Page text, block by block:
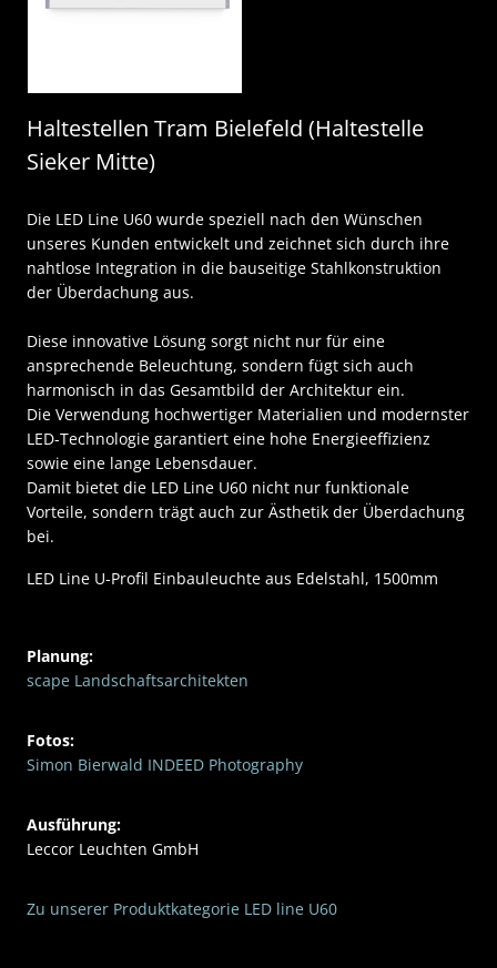
Haltestellen Tram Bielefeld (Haltestelle
Sieker Mitte)
Die LED Line U60 wurde speziell nach den Wünschen
unseres Kunden entwickelt und zeichnet sich durch ihre
nahtlose Integration in die bauseitige Stahlkonstruktion
der Überdachung aus.
Diese innovative Lösung sorgt nicht nur für eine
ansprechende Beleuchtung, sondern fügt sich auch
harmonisch in das Gesamtbild der Architektur ein.
Die Verwendung hochwertiger Materialien und modernster
LED-Technologie garantiert eine hohe Energieeffizienz
sowie eine lange Lebensdauer.
Damit bietet die LED Line U60 nicht nur funktionale
Vorteile, sondern trägt auch zur Ästhetik der Überdachung
bei.
LED Line U-Profil Einbauleuchte aus Edelstahl, 1500mm
Planung:
scape Landschaftsarchitekten
Fotos:
Simon Bierwald INDEED Photography
Ausführung:
Leccor Leuchten GmbH
Zu unserer Produktkategorie LED line U60